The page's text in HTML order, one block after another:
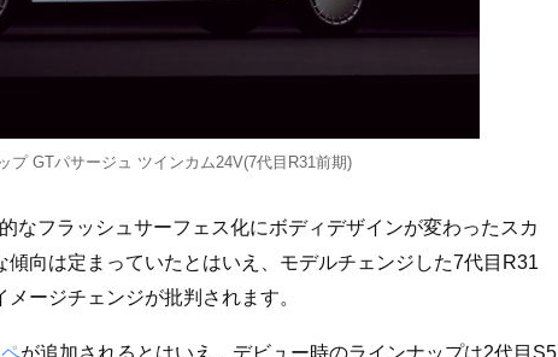
プ GTパサージュ ツインカム24V(7代目R31前期)
なフラッシュサーフェス化にボディデザインが変わったスカ
向は定まっていたとはいえ、モデルチェンジした7代目R31
ージチェンジが批判されます。
が追加されるとはいえ、デビュー時のラインナップは2代目S5